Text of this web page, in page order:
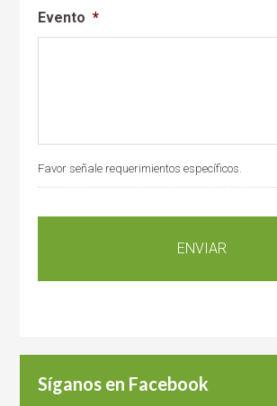
Evento *
Favor señale requerimientos específicos.
Síganos en Facebook